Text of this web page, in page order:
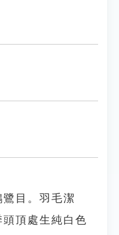
鷺目。羽毛潔
頂處生純白色